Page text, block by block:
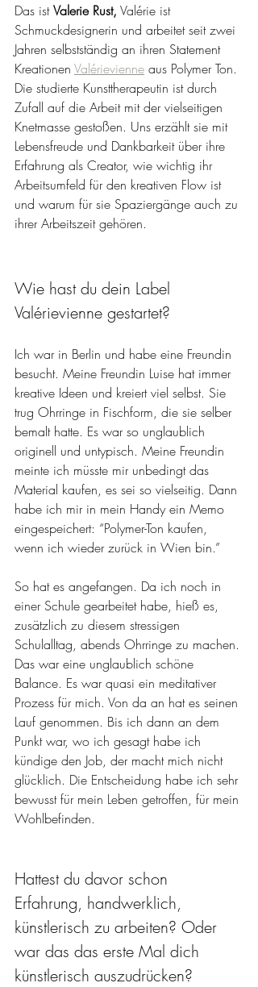
Das ist Valerie Rust, Valérie ist
Schmuckdesignerin und arbeitet seit zwei
Jahren selbstständig an ihren Statement
Kreationen Valérievienne aus Polymer Ton.
Die studierte Kunsttherapeutin ist durch
Zufall auf die Arbeit mit der vielseitigen
Knetmasse gestoßen. Uns erzählt sie mit
Lebensfreude und Dankbarkeit über ihre
Erfahrung als Creator, wie wichtig ihr
Arbeitsumfeld für den kreativen Flow ist
und warum für sie Spaziergänge auch zu
ihrer Arbeitszeit gehören.
Wie hast du dein Label
Valérievienne gestartet?
Ich war in Berlin und habe eine Freundin
besucht. Meine Freundin Luise hat immer
kreative Ideen und kreiert viel selbst. Sie
trug Ohrringe in Fischform, die sie selber
bemalt hatte. Es war so unglaublich
originell und untypisch. Meine Freundin
meinte ich müsste mir unbedingt das
Material kaufen, es sei so vielseitig. Dann
habe ich mir in mein Handy ein Memo
eingespeichert: “Polymer-Ton kaufen,
wenn ich wieder zurück in Wien bin.”
So hat es angefangen. Da ich noch in
einer Schule gearbeitet habe, hieß es,
zusätzlich zu diesem stressigen
Schulalltag, abends Ohrringe zu machen.
Das war eine unglaublich schöne
Balance. Es war quasi ein meditativer
Prozess für mich. Von da an hat es seinen
Lauf genommen. Bis ich dann an dem
Punkt war, wo ich gesagt habe ich
kündige den Job, der macht mich nicht
glücklich. Die Entscheidung habe ich sehr
bewusst für mein Leben getroffen, für mein
Wohlbefinden.
Hattest du davor schon
Erfahrung, handwerklich,
künstlerisch zu arbeiten? Oder
war das das erste Mal dich
künstlerisch auszudrücken?